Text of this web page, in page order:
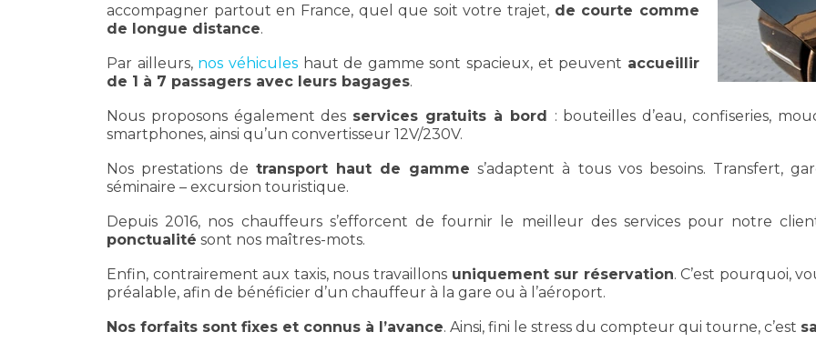
accompagner partout en France, quel que soit votre trajet, de courte comme
de longue distance.
Par ailleurs, nos véhiculeshaut de gamme sont spacieux, et peuvent accueillir
de 1 à 7 passagers avec leurs bagages.
Nous proposons également des services gratuits à bord : bouteilles d’eau, confiseries,
smartphones, ainsi qu’un convertisseur 12V/230V.
Nos prestations detransport haut de gamme s’adaptent à tous vos besoins. Transfert,
séminaire – excursion touristique.
Depuis 2016, nos chauffeurs s’efforcent de fournir le meilleur des services pour notre
ponctualité sont nos maîtres-mots.
Enfin, contrairement aux taxis, nous travaillons uniquement sur réservation. C’est pourquoi,
préalable, afin de bénéficier d’un chauffeur à la gare ou à l’aéroport.
Nos forfaits sont fixes et connus à l’avance. Ainsi, fini le stress du compteur qui tourne, c’est